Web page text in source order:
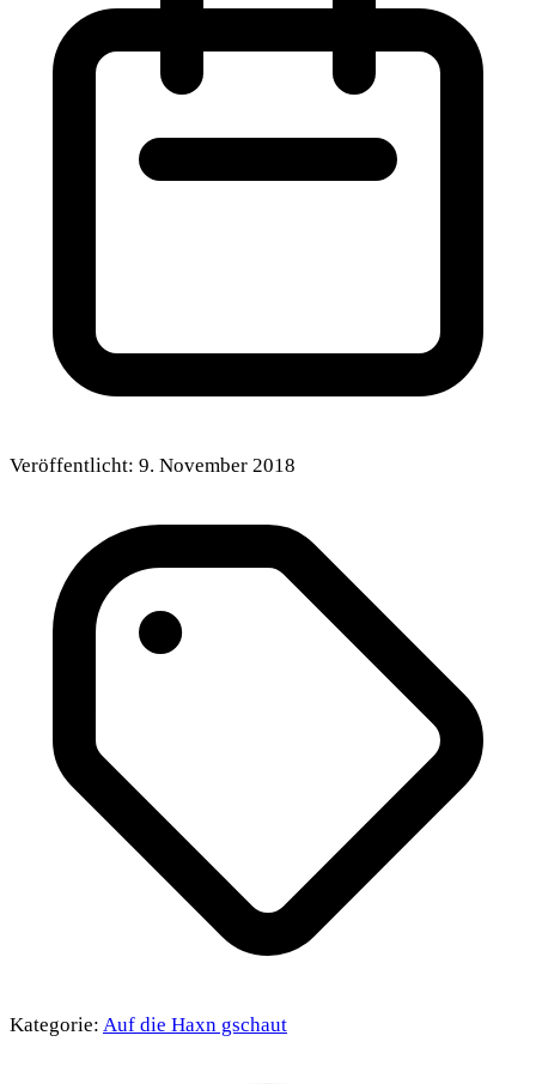
Veröffentlicht: 9. November 2018
Kategorie: Auf die Haxn gschaut